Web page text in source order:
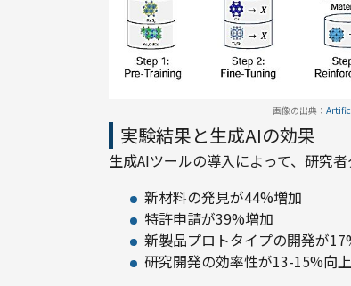
画像の出典：
実験結果と生成AIの効果
生成AIツールの導入によって、研究
新材料の発見が44%増加
特許申請が39%増加
新製品プロトタイプの開発が
研究開発の効率性が13-15%向上